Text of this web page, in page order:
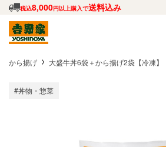
税込8,000円以上購入で送料込み
から揚げ 大盛牛丼6袋＋から揚げ2袋【冷凍】
#丼物・惣菜